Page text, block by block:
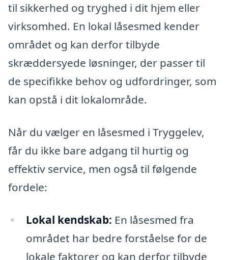
til sikkerhed og tryghed i dit hjem eller
virksomhed. En lokal låsesmed kender
området og kan derfor tilbyde
skræddersyede løsninger, der passer til
de specifikke behov og udfordringer, som
kan opstå i dit lokalområde.
Når du vælger en låsesmed i Tryggelev,
får du ikke bare adgang til hurtig og
effektiv service, men også til følgende
fordele:
Lokal kendskab: En låsesmed fra
området har bedre forståelse for de
lokale faktorer og kan derfor tilbyde